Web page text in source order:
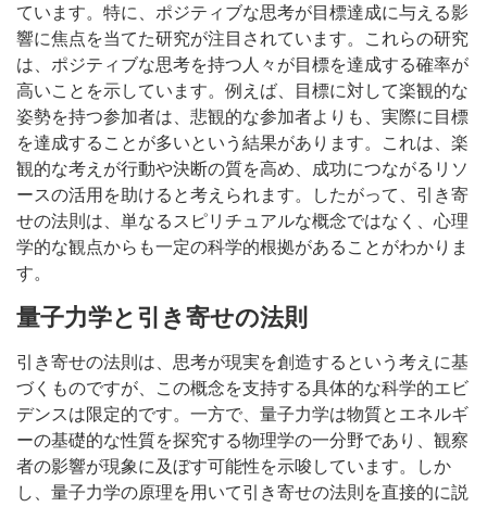
ています。特に、ポジティブな思考が目標達成に与える影
響に焦点を当てた研究が注目されています。これらの研究
は、ポジティブな思考を持つ人々が目標を達成する確率が
高いことを示しています。例えば、目標に対して楽観的な
姿勢を持つ参加者は、悲観的な参加者よりも、実際に目標
を達成することが多いという結果があります。これは、楽
観的な考えが行動や決断の質を高め、成功につながるリソ
ースの活用を助けると考えられます。したがって、引き寄
せの法則は、単なるスピリチュアルな概念ではなく、心理
学的な観点からも一定の科学的根拠があることがわかりま
す。
量子力学と引き寄せの法則
引き寄せの法則は、思考が現実を創造するという考えに基
づくものですが、この概念を支持する具体的な科学的エビ
デンスは限定的です。一方で、量子力学は物質とエネルギ
ーの基礎的な性質を探究する物理学の一分野であり、観察
者の影響が現象に及ぼす可能性を示唆しています。しか
し、量子力学の原理を用いて引き寄せの法則を直接的に説